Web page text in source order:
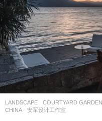
LANDSCAPE COURTYARD GARDEN
CHINA
安军设计工作室